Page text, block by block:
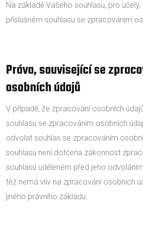
Na základě Vašeho souhlasu, pro
příslušném souhlasu se zpracováním
Práva, související se
osobních údajů
V případě, že zpracování osobních
souhlasu se zpracováním osobních
odvolat souhlas se zpracováním
souhlasu není dotčena zákonnost
souhlasu uděleném před jeho
též nemá vliv na zpracování osobních
jiného právního základu.